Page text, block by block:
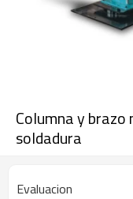
Columna y
soldadura
Evaluacion